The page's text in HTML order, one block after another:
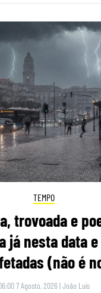
TEMPO
trovoada e
já nesta data
(não é
7 Agosto, 2026 |João Luís